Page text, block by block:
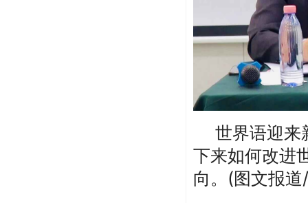
世界语迎来
下来如何改进
向。 (图文报道/